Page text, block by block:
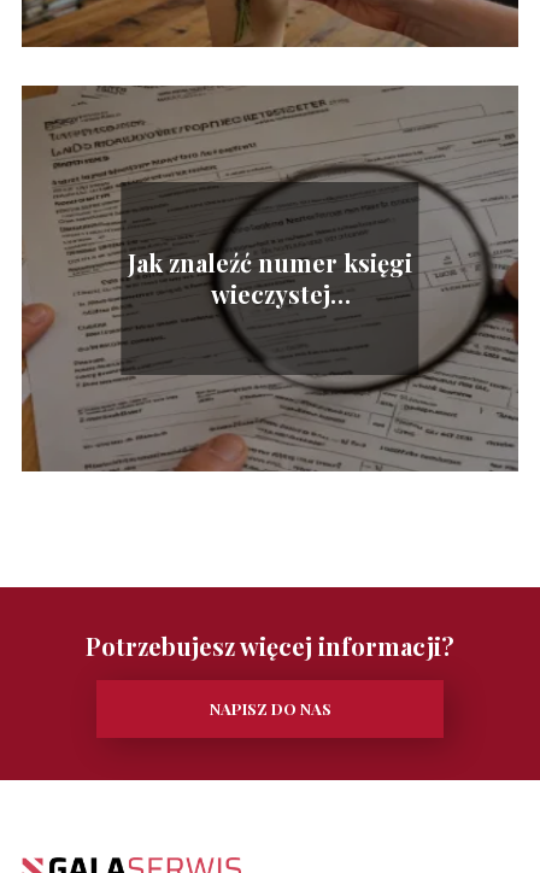
Jak znaleźć numer księgi
wieczystej
nieruchomości?
Potrzebujesz więcej informacji?
NAPISZ DO NAS